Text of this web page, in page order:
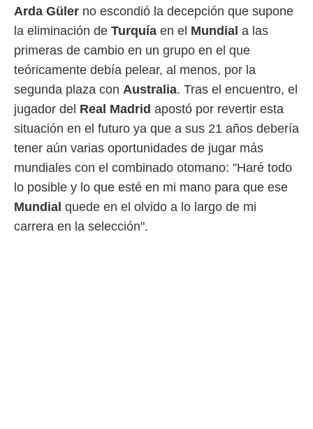
Arda Güler no escondió la decepción que supone
la eliminación de Turquía en el Mundial a las
primeras de cambio en un grupo en el que
teóricamente debía pelear, al menos, por la
segunda plaza con Australia. Tras el encuentro, el
jugador del Real Madrid apostó por revertir esta
situación en el futuro ya que a sus 21 años debería
tener aún varias oportunidades de jugar más
mundiales con el combinado otomano: "Haré todo
lo posible y lo que esté en mi mano para que ese
Mundial quede en el olvido a lo largo de mi
carrera en la selección".